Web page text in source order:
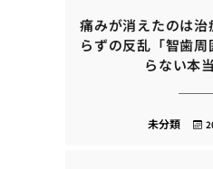
痛みが消えたのは
らずの反乱「智歯
らない本
未分類